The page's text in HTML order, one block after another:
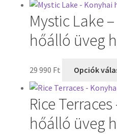
Mystic Lake
hőálló üveg
29 990 Ft Opciók
Rice
hőálló üveg